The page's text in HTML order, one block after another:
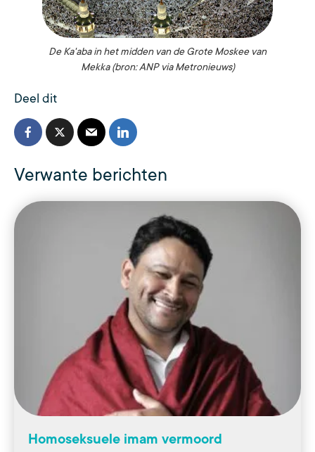
De Ka'aba in het midden van de Grote Moskee van
Mekka (bron: ANP via Metronieuws)
Deel dit
Verwante berichten
Homoseksuele imam vermoord